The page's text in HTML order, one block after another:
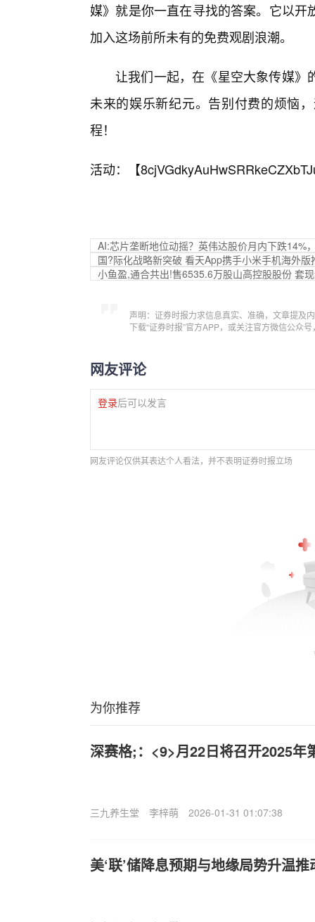
媒》就是你一直在寻找的答案。它以
加入这场前所未有的免费观剧浪潮。
让我们一起，在《星空大象传媒》
未来的娱乐新纪元。告别付费的烦恼
程！
活动：【
AI:芯片垄断地位动摇？英伟达股价月内下跌14%
国?际化战略新突破 看天App携手小米手机海外
小鱼盈,通合共出!售6535.6万股山高控股股份 套
声明：证券时报力求信息真实、准确，文章提及
下载“证券时报”官方APP，或关注官方微信公众
网友评论
登录后可以发言
网友评论仅供其表达个人看法，并不表明证券时报立场
为你推荐
深赛格;：<9>月22日将召开2025年
三九养生堂 李梓萌 2026-01-31 01:07:38
美‘联’储降息预期与地缘局势升温